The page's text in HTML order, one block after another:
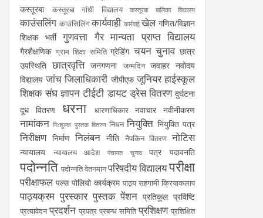
कस्तूरबा
कस्तूरबा गांधी विद्यालय कस्तूरबा बालिका विद्यालय
काउंसलिंग काउंसिलिंग कार्यवाही कार्रवाई खेल गणित/विज्ञान
शिक्षक भर्ती
गुणवत्ता गैर मान्यता प्राप्त विद्यालय
गैरशैक्षणिक ग्राम शिक्षा समिति ग्रेडिंग चयन चुनाव छात्र
उपस्थिति छात्रवृत्ति जनगणना जन्मदिन जवाहर नवोदय
विद्यालय जांच जिलाधिकारी जीपीएफ जूनियर हाईस्कूल
शिक्षक संघ ज्ञापन टीईटी डायट ड्रेस वितरण दुर्घटना
दूध वितरण
धरना धारणाधिकार नवाचार नवीनीकरण
नामांकन निःशुल्क पुस्तक वितरण निधन नियुक्ति नियुक्ति पत्र
निरीक्षण निर्माण निलंबन नीति नैपकिन वितरण नोटिस
न्यायालय न्यायालय आदेश पंचायत चुनाव पत्र पदावनति
पदोन्नति पदोन्नति वेतनमानपरिषदीय विद्यालयपरीक्षा
परीक्षाफल पल्स पोलियो कार्यक्रम पाठ्य सहगामी क्रियाकलाप
पाठ्यक्रम पुरस्कार पुस्तक पेंशन प्रतिकूल प्रविष्टि
प्रत्यावेदन प्रदर्शन प्रपत्र प्रबन्ध समिति प्रशिक्षण प्रशिक्षित